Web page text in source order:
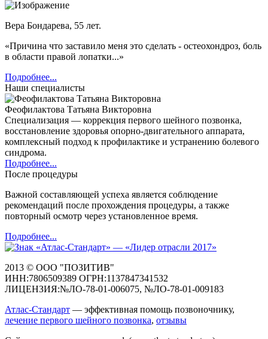
Вера Бондарева, 55 лет.
«Причина что заставило меня это сделать - остеохондроз, боль
в области правой лопатки...»
Подробнее...
Наши специалисты
Феофилактова Татьяна Викторовна
Специализация — коррекция первого шейного позвонка,
восстановление здоровья опорно-двигательного аппарата,
комплексный подход к профилактике и устранению болевого
синдрома.
Подробнее...
После процедуры
Важной составляющей успеха является соблюдение
рекомендаций после прохождения процедуры, а также
повторный осмотр через установленное время.
Подробнее...
2013 © ООО "ПОЗИТИВ"
ИНН:7806509389 ОГРН:1137847341532
ЛИЦЕНЗИЯ:№ЛО-78-01-006075, №ЛО-78-01-009183
Атлас-Стандарт — эффективная помощь позвоночнику,
лечение первого шейного позвонка, отзывы